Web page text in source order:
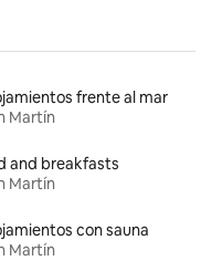
frente al mar
Martín
and breakfasts
Martín
con sauna
Martín